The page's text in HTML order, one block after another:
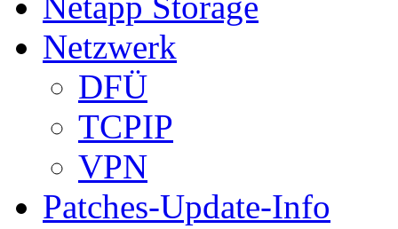
Netzwerk
DFÜ
TCPIP
VPN
Patches-Update-Info